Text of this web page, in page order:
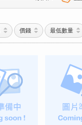
價錢 最低數量